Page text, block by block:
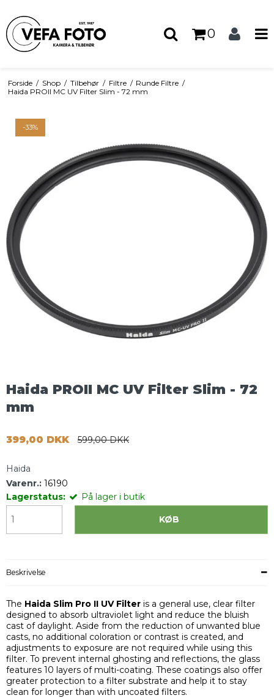
0
Forside / Shop / Tilbehør / Filtre / Runde Filtre /
Haida PROII MC UV Filter Slim - 72 mm
-33%
Haida PROII MC UV Filter Slim - 72
mm
399,00 DKK 599,00 DKK
Haida
Varenr.: 16190
Lagerstatus:
På lager i butik
KØB
Beskrivelse
The Haida Slim Pro II UV Filter is a general use, clear filter
designed to absorb ultraviolet light and reduce the bluish
cast of daylight. Aside from the reduction of unwanted blue
casts, no additional coloration or contrast is created, and
adjustments to exposure are not required while using this
filter. To prevent internal ghosting and reflections, the glass
features 10 layers of multi-coating. These coatings also offer
greater protection to a filter substrate and help it to stay
clean for longer than with uncoated filters.